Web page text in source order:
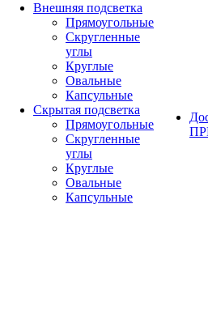
Внешняя подсветка
Прямоугольные
Скругленные
углы
Круглые
Овальные
Капсульные
Скрытая подсветка
Прямоугольные
Скругленные
углы
Круглые
Овальные
Капсульные